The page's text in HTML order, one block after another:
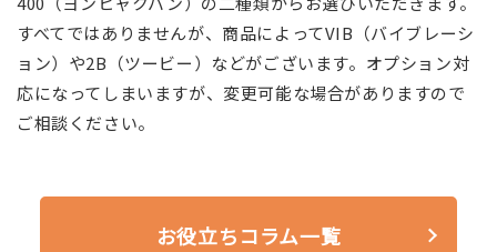
すべてではありませんが、商品によってVIB（バイブレーシ
ョン）や2B（ツービー）などがございます。オプション対
応になってしまいますが、変更可能な場合がありますので
ご相談ください。
お役立ちコラム一覧